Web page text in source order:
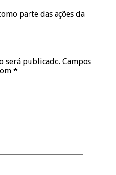
parte das ações da
será publicado. Campos
*